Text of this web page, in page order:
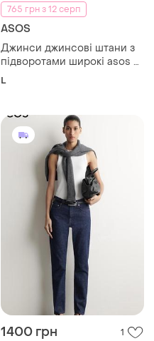
765 грн з 12 серп
ASOS
Джинси джинсові штани з
підворотами широкі asos л
30/32
L
1400 грн 1